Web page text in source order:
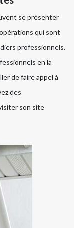
se présenter
qui sont
professionnels.
en la
de faire appel à
des
son site